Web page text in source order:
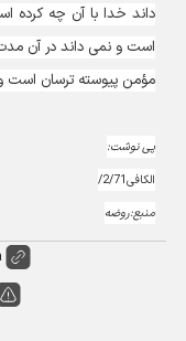
داند خدا با آن چه کرده
است و نمی داند در آن مدت
مؤمن پیوسته ترسان است
پی نوشت:
الکافی2/71/
منبع:روضه